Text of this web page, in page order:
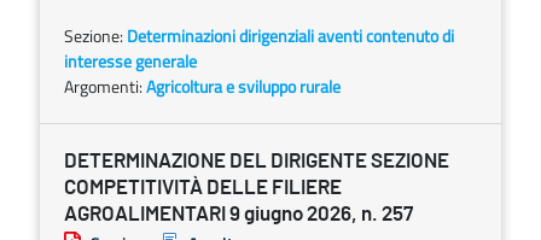
Sezione: Determinazioni dirigenziali aventi contenuto di
interesse generale
Argomenti:Agricoltura e sviluppo rurale
DETERMINAZIONE DEL DIRIGENTE SEZIONE
COMPETITIVITÀ DELLE FILIERE
AGROALIMENTARI 9 giugno 2026, n. 257